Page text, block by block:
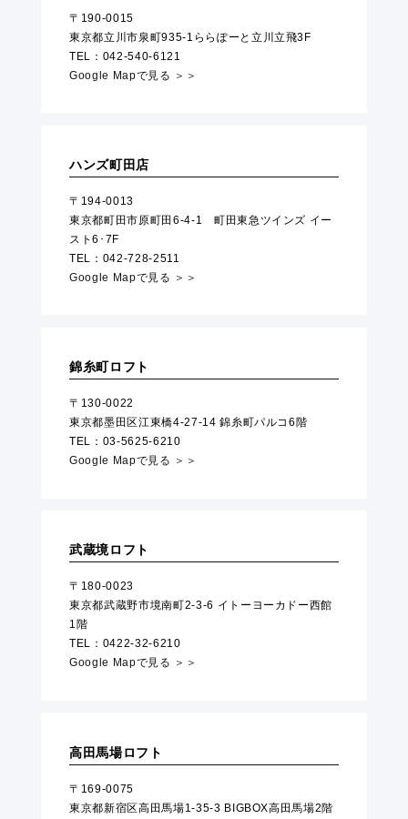
〒190-0015
東京都立川市泉町935-1ららぽーと立川立飛3F
TEL：042-540-6121
Google Mapで見る ＞＞
ハンズ町田店
〒194-0013
東京都町田市原町田6-4-1 町田東急ツインズ イー
スト6･7F
TEL：042-728-2511
Google Mapで見る ＞＞
錦糸町ロフト
〒130-0022
東京都墨田区江東橋4-27-14 錦糸町パルコ6階
TEL：03-5625-6210
Google Mapで見る ＞＞
武蔵境ロフト
〒180-0023
東京都武蔵野市境南町2-3-6 イトーヨーカドー西館
1階
TEL：0422-32-6210
Google Mapで見る ＞＞
高田馬場ロフト
〒169-0075
東京都新宿区高田馬場1-35-3 BIGBOX高田馬場2階